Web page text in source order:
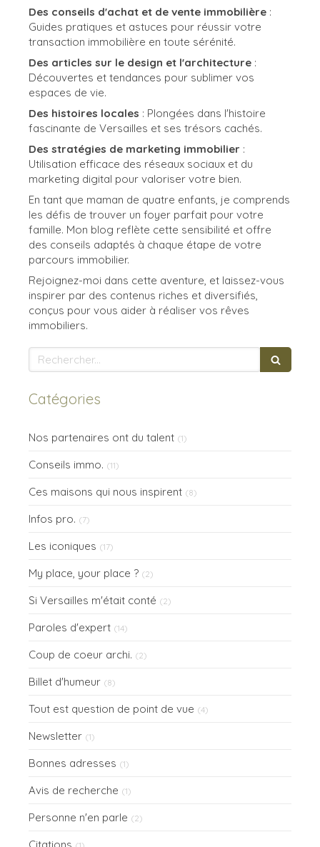
Des conseils d'achat et de vente immobilière :
Guides pratiques et astuces pour réussir votre
transaction immobilière en toute sérénité.
Des articles sur le design et l'architecture :
Découvertes et tendances pour sublimer vos
espaces de vie.
Des histoires locales : Plongées dans l'histoire
fascinante de Versailles et ses trésors cachés.
Des stratégies de marketing immobilier :
Utilisation efficace des réseaux sociaux et du
marketing digital pour valoriser votre bien.
En tant que maman de quatre enfants, je comprends
les défis de trouver un foyer parfait pour votre
famille. Mon blog reflète cette sensibilité et offre
des conseils adaptés à chaque étape de votre
parcours immobilier.
Rejoignez-moi dans cette aventure, et laissez-vous
inspirer par des contenus riches et diversifiés,
conçus pour vous aider à réaliser vos rêves
immobiliers.
Rechercher
Catégories
Nos partenaires ont du talent (1)
Conseils immo. (11)
Ces maisons qui nous inspirent (8)
Infos pro. (7)
Les iconiques (17)
My place, your place ? (2)
Si Versailles m'était conté (2)
Paroles d'expert (14)
Coup de coeur archi. (2)
Billet d'humeur (8)
Tout est question de point de vue (4)
Newsletter (1)
Bonnes adresses (1)
Avis de recherche (1)
Personne n'en parle (2)
Citations (1)